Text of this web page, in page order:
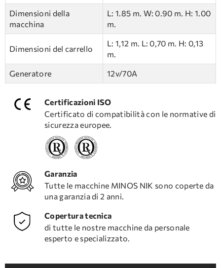
Dimensioni della
macchina
L: 1.85 m. W: 0.90 m. H: 1.00
m.
Dimensioni del carrello
L: 1,12 m. L: 0,70 m. H: 0,13
m.
Generatore 12v/70A
Certificazioni ISO
Certificato di compatibilità con le normative di
sicurezza europee.
Garanzia
Tutte le macchine MINOS NIK sono coperte da
una garanzia di 2 anni.
Copertura tecnica
di tutte le nostre macchine da personale
esperto e specializzato.